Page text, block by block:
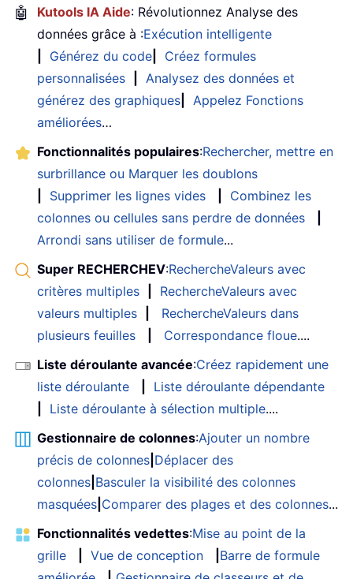
🤖 Kutools IA Aide: Révolutionnez Analyse des
données grâce à :Exécution intelligente
Générez du code
Créez formules
personnalisées
Analysez des données et
générez des graphiques
Appelez Fonctions
améliorées…
Fonctionnalités populaires:Rechercher, mettre en
surbrillance ou Marquer les doublons
Supprimer les lignes vides
Combinez les
colonnes ou cellules sans perdre de données
Arrondi sans utiliser de formule...
Super RECHERCHEV:RechercheValeurs avec
critères multiples
RechercheValeurs avec
valeurs multiples
RechercheValeurs dans
plusieurs feuilles
Correspondance floue....
Liste déroulante avancée:Créez rapidement une
liste déroulante
Liste déroulante dépendante
Liste déroulante à sélection multiple....
Gestionnaire de colonnes:Ajouter un nombre
précis de colonnes Déplacer des
colonnes Basculer la visibilité des colonnes
masquées Comparer des plages et des colonnes...
Fonctionnalités vedettes:Mise au point de la
grille
Vue de conception
Barre de formule